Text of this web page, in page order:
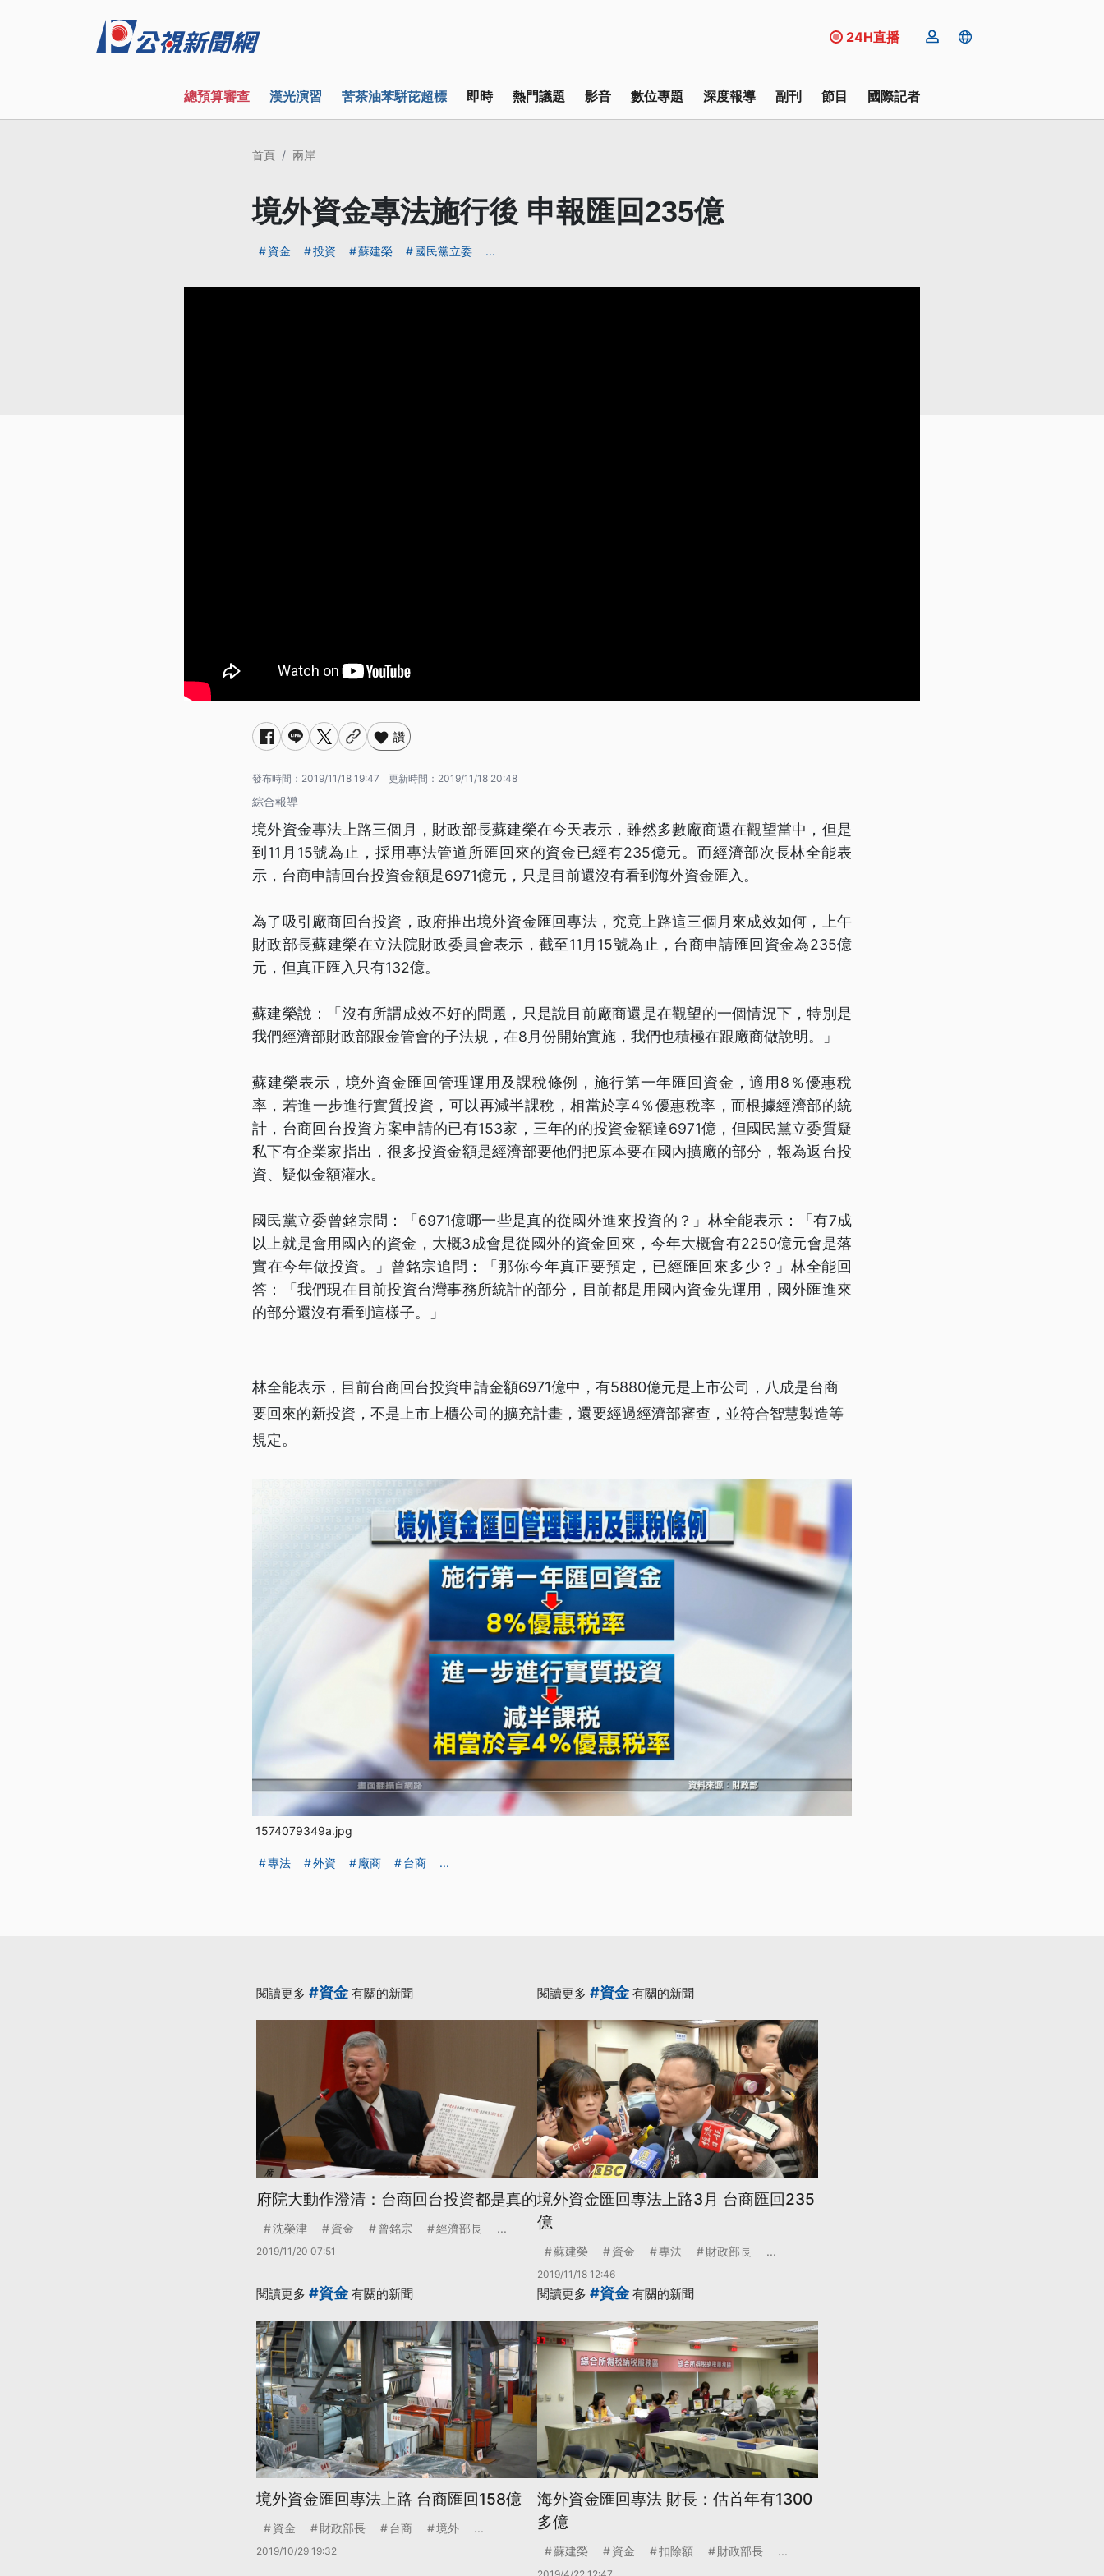
24H直播
總預算審查 漢光演習 苦茶油苯駢芘超標 即時 熱門議題 影音 數位專題 深度報導 副刊 節目 國際記者
首頁 兩岸
境外資金專法施行後 申報匯回235億
資金 投資 蘇建榮 國民黨立委 ...
讚
發布時間： 2019/11/18 19:47 更新時間： 2019/11/18 20:48
綜合報導
境外資金專法上路三個月，財政部長蘇建榮在今天表示，雖然多數廠商還在觀望當中，但是
到11月15號為止，採用專法管道所匯回來的資金已經有235億元。而經濟部次長林全能表
示，台商申請回台投資金額是6971億元，只是目前還沒有看到海外資金匯入。
為了吸引廠商回台投資，政府推出境外資金匯回專法，究竟上路這三個月來成效如何，上午
財政部長蘇建榮在立法院財政委員會表示，截至11月15號為止，台商申請匯回資金為235億
元，但真正匯入只有132億。
蘇建榮說：「沒有所謂成效不好的問題，只是說目前廠商還是在觀望的一個情況下，特別是
我們經濟部財政部跟金管會的子法規，在8月份開始實施，我們也積極在跟廠商做說明。」
蘇建榮表示，境外資金匯回管理運用及課稅條例，施行第一年匯回資金，適用8％優惠稅
率，若進一步進行實質投資，可以再減半課稅，相當於享4％優惠稅率，而根據經濟部的統
計，台商回台投資方案申請的已有153家，三年的的投資金額達6971億，但國民黨立委質疑
私下有企業家指出，很多投資金額是經濟部要他們把原本要在國內擴廠的部分，報為返台投
資、疑似金額灌水。
國民黨立委曾銘宗問：「6971億哪一些是真的從國外進來投資的？」林全能表示：「有7成
以上就是會用國內的資金，大概3成會是從國外的資金回來，今年大概會有2250億元會是落
實在今年做投資。」曾銘宗追問：「那你今年真正要預定，已經匯回來多少？」林全能回
答：「我們現在目前投資台灣事務所統計的部分，目前都是用國內資金先運用，國外匯進來
的部分還沒有看到這樣子。」
林全能表示，目前台商回台投資申請金額6971億中，有5880億元是上市公司，八成是台商
要回來的新投資，不是上市上櫃公司的擴充計畫，還要經過經濟部審查，並符合智慧製造等
規定。
1574079349a.jpg
專法 外資 廠商 台商 ...
閱讀更多 #資金有關的新聞
府院大動作澄清：台商回台投資都是真的
沈榮津 資金 曾銘宗 經濟部長 ...
2019/11/20 07:51
閱讀更多 #資金有關的新聞
境外資金匯回專法上路3月 台商匯回235
億
蘇建榮 資金 專法 財政部長 ...
2019/11/18 12:46
閱讀更多 #資金有關的新聞
境外資金匯回專法上路 台商匯回158億
資金 財政部長 台商 境外 ...
2019/10/29 19:32
閱讀更多 #資金有關的新聞
海外資金匯回專法 財長：估首年有1300
多億
蘇建榮 資金 扣除額 財政部長 ...